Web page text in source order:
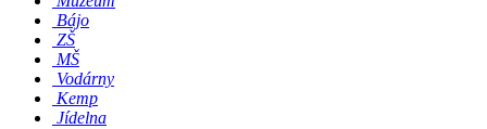
Bájo
ZŠ
MŠ
Vodárny
Kemp
Jídelna